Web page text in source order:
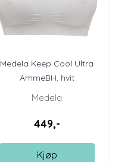
Medela Keep Cool Ultra
AmmeBH, hvit
Medela
449,-
Kjøp